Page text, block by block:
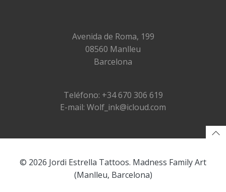
Avenida de Roma, 199
08560 Manlleu
Barcelona
Teléfono: +34 670 306 619
E-mail: Wolf_ink@icloud.com
© 2026 Jordi Estrella Tattoos. Madness Family Art
(Manlleu, Barcelona)